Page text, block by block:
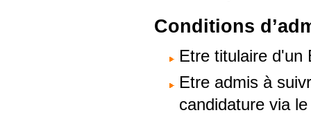
Conditions
Etre titulaire d'un
Etre admis à
candidature via